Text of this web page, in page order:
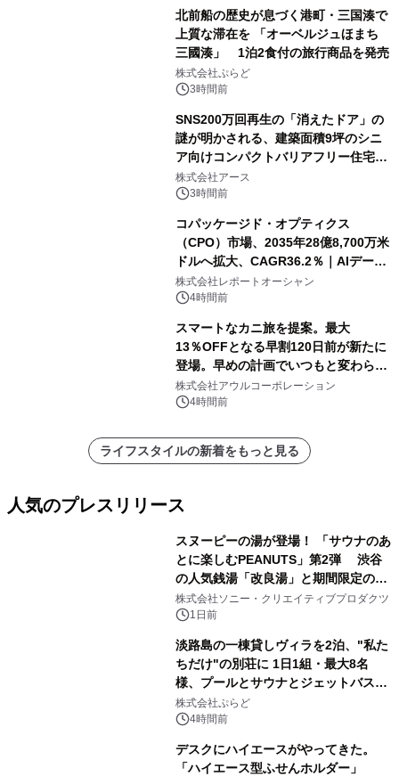
北前船の歴史が息づく港町・三国湊で
上質な滞在を 「オーベルジュほまち
三國湊」 1泊2食付の旅行商品を発売
株式会社ぷらど
3時間前
SNS200万回再生の「消えたドア」の
謎が明かされる、建築面積9坪のシニ
ア向けコンパクトバリアフリー住宅が
誕生
株式会社アース
3時間前
コパッケージド・オプティクス
（CPO）市場、2035年28億8,700万米
ドルへ拡大、CAGR36.2％｜AIデータ
センター・高速光通信需要が成長を加
速
株式会社レポートオーシャン
4時間前
スマートなカニ旅を提案。最大
13％OFFとなる早割120日前が新たに
登場。早めの計画でいつもと変わらぬ
大人の冬旅を。ー夕日ヶ浦温泉「佳松
苑 別邸ふうか」ー
株式会社アウルコーポレーション
4時間前
ライフスタイルの新着をもっと見る
人気のプレスリリース
スヌーピーの湯が登場！ 「サウナのあ
とに楽しむPEANUTS」第2弾 渋谷
の人気銭湯「改良湯」と期間限定のコ
ラボレーション サウナイキタイコラ
ボグッズも発売決定！
株式会社ソニー・クリエイティブプロダクツ
1日前
淡路島の一棟貸しヴィラを2泊、"私た
ちだけ"の別荘に 1日1組・最大8名
様、プールとサウナとジェットバス付
きで Villa Mon Temps AWAJIの連泊
素泊りプラン
株式会社ぷらど
4時間前
デスクにハイエースがやってきた。
「ハイエース型ふせんホルダー」